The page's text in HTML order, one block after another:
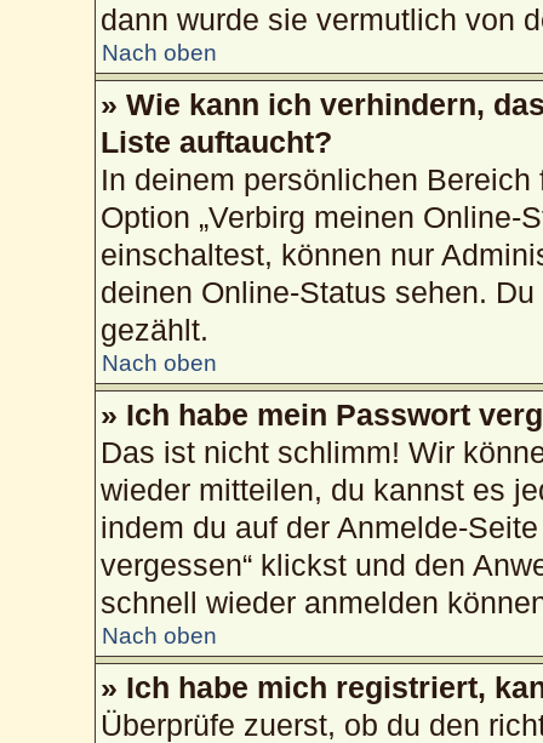
dann wurde sie vermutlich von
Nach oben
» Wie kann ich verhindern,
Liste auftaucht?
In deinem persönlichen
Option „Verbirg meinen Online-
einschaltest, können nur
deinen Online-Status sehen.
gezählt.
Nach oben
» Ich habe mein Passwort
Das ist nicht schlimm! Wir
wieder mitteilen, du kannst es
indem du auf der Anmelde-
vergessen“ klickst und den
schnell wieder anmelden
Nach oben
» Ich habe mich registriert,
Überprüfe zuerst, ob du den